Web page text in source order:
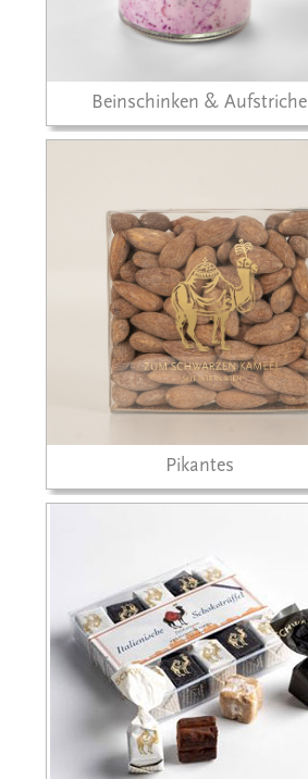
Beinschinken & Aufstriche
Pikantes